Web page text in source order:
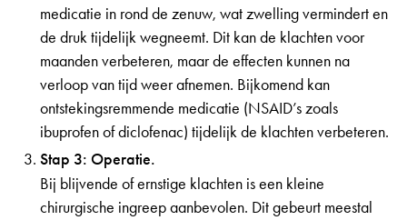
medicatie in rond de zenuw, wat zwelling vermindert en
de druk tijdelijk wegneemt. Dit kan de klachten voor
maanden verbeteren, maar de effecten kunnen na
verloop van tijd weer afnemen. Bijkomend kan
ontstekingsremmende medicatie (NSAID’s zoals
ibuprofen of diclofenac) tijdelijk de klachten verbeteren.
Stap 3: Operatie.
Bij blijvende of ernstige klachten is een kleine
chirurgische ingreep aanbevolen. Dit gebeurt meestal